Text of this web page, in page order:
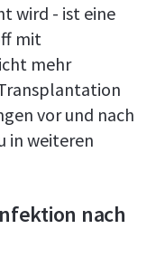
wird - ist eine
mit
mehr
vor und nach
in weiteren
nach